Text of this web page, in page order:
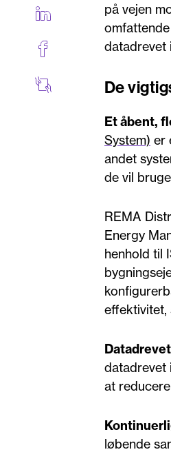
på vejen
datadrevet
De
Et åbent,
System) er
andet
de vil
REMA
Energy
henhold til
effektivitet,
datadrevet
at
løbende